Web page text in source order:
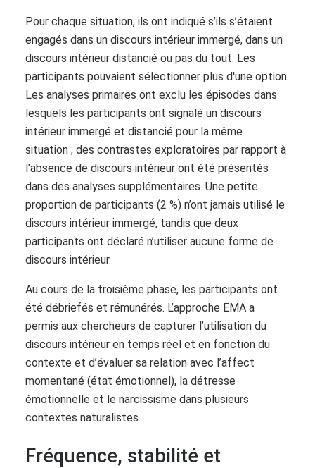
Pour chaque situation, ils ont indiqué s’ils s’étaient
engagés dans un discours intérieur immergé, dans un
discours intérieur distancié ou pas du tout. Les
participants pouvaient sélectionner plus d'une option.
Les analyses primaires ont exclu les épisodes dans
lesquels les participants ont signalé un discours
intérieur immergé et distancié pour la même
situation ; des contrastes exploratoires par rapport à
l'absence de discours intérieur ont été présentés
dans des analyses supplémentaires. Une petite
proportion de participants (2 %) n’ont jamais utilisé le
discours intérieur immergé, tandis que deux
participants ont déclaré n’utiliser aucune forme de
discours intérieur.
Au cours de la troisième phase, les participants ont
été débriefés et rémunérés. L’approche EMA a
permis aux chercheurs de capturer l’utilisation du
discours intérieur en temps réel et en fonction du
contexte et d’évaluer sa relation avec l’affect
momentané (état émotionnel), la détresse
émotionnelle et le narcissisme dans plusieurs
contextes naturalistes.
Fréquence, stabilité et